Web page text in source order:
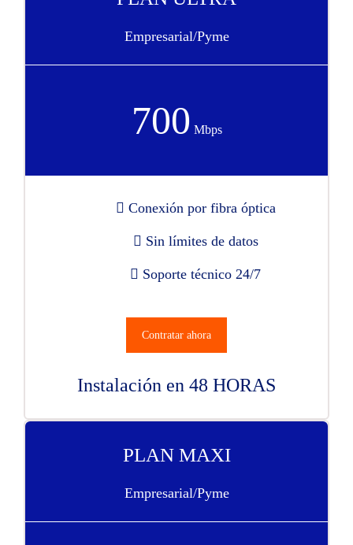
Empresarial/Pyme
700 Mbps
Conexión por fibra óptica
Sin límites de datos
Soporte técnico 24/7
Contratar ahora
Instalación en 48 HORAS
PLAN MAXI
Empresarial/Pyme